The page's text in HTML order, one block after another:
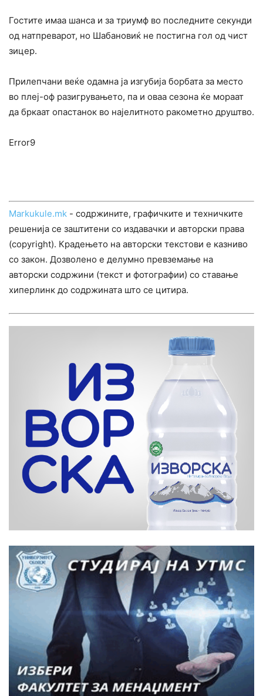
Гостите имаа шанса и за триумф во последните секунди
од натпреварот, но Шабановиќ не постигна гол од чист
зицер.
Прилепчани веќе одамна ја изгубија борбата за место
во плеј-оф разигрувањето, па и оваа сезона ќе мораат
да бркаат опастанок во најелитното ракометно друштво.
Error9
Markukule.mk - содржините, графичките и техничките
решенија се заштитени со издавачки и авторски права
(copyright). Крадењето на авторски текстови е казниво
со закон. Дозволено е делумно превземање на
авторски содржини (текст и фотографии) со ставање
хиперлинк до содржината што се цитира.